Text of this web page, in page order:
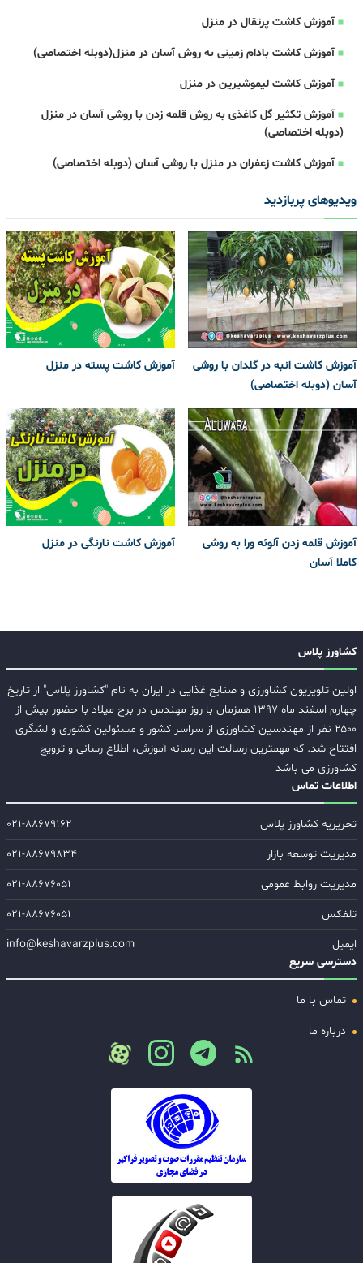
آموزش کاشت پرتقال در منزل
آموزش کاشت بادام زمینی به روش آسان در منزل(دوبله اختصاصی)
آموزش کاشت لیموشیرین در منزل
آموزش تکثیر گل کاغذی به روش قلمه زدن با روشی آسان در منزل
(دوبله اختصاصی)
آموزش کاشت زعفران در منزل با روشی آسان (دوبله اختصاصی)
ویدیوهای پربازدید
آموزش کاشت انبه در گلدان با روشی
آسان (دوبله اختصاصی)
آموزش کاشت پسته در منزل
آموزش قلمه زدن آلوئه ورا به روشی
کاملا آسان
آموزش کاشت نارنگی در منزل
کشاورز پلاس
اولین تلویزیون کشاورزی و صنایع غذایی در ایران به نام "کشاورز پلاس" از تاریخ
چهارم اسفند ماه ۱۳۹۷ همزمان با روز مهندس در برج میلاد با حضور بیش از
۲۵۰۰ نفر از مهندسین کشاورزی از سراسر کشور و مسئولین کشوری و لشگری
افتتاح شد. که مهمترین رسالت این رسانه آموزش، اطلاع رسانی و ترویج
کشاورزی می باشد
اطلاعات تماس
تحریریه کشاورز پلاس
۰۲۱-۸۸۶۷۹۱۶۲
مدیریت توسعه بازار
۰۲۱-۸۸۶۷۹۸۳۴
مدیریت روابط عمومی
۰۲۱-۸۸۶۷۶۰۵۱
تلفکس
۰۲۱-۸۸۶۷۶۰۵۱
ایمیل
info@keshavarzplus.com
دسترسی سریع
تماس با ما
درباره ما